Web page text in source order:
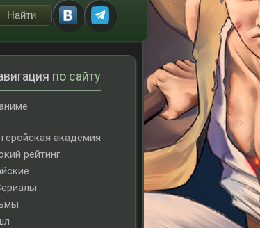
по сайту
академия
рейтинг